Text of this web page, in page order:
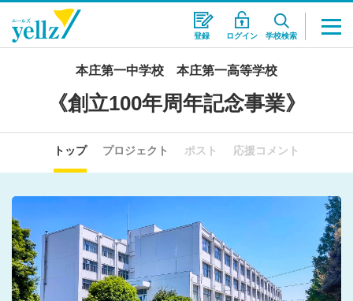
登録 ログイン 学校検索
本庄第一中学校 本庄第一高等学校
《創立100年周年記念事業》
トップ プロジェクト ポスト 応援コメント